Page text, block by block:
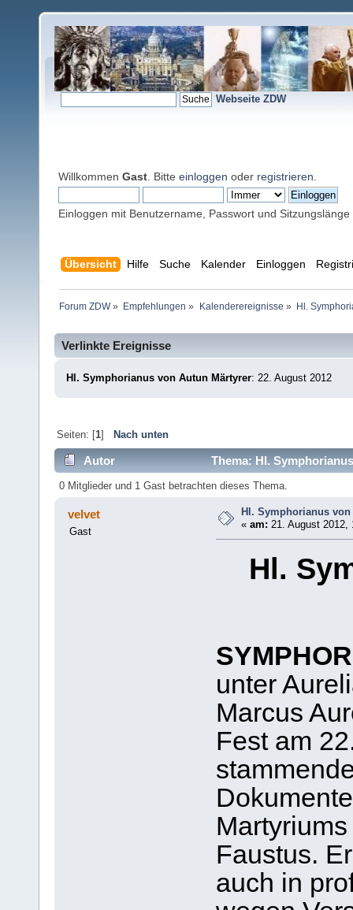
Webseite ZDW
Willkommen Gast . Bitte einloggen oder registrieren
Einloggen mit Benutzername, Passwort und Sitzungslänge
Übersicht Hilfe Suche Kalender Einloggen
Forum ZDW» Empfehlungen » Kalenderereignisse » Hl.
Verlinkte Ereignisse
Hl. Symphorianus von Autun Märtyrer: 22. August 2012
Seiten: [1] Nach unten
Autor Thema: Hl.
0 Mitglieder und 1 Gast betrachten dieses Thema.
velvet
Gast
Hl. Symphorianus
«am: 21. August 2012,
Hl.
unter
Marcus
Fest am
Faustus.
auch in